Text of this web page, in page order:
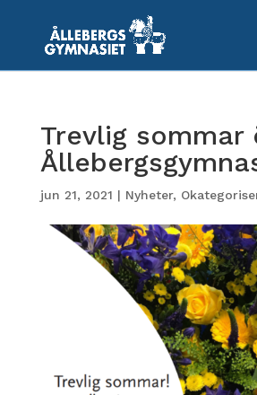
Trevlig sommar
jun 21, 2021 | Nyheter,